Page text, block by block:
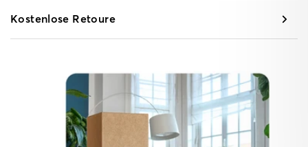
Kostenlose Retoure